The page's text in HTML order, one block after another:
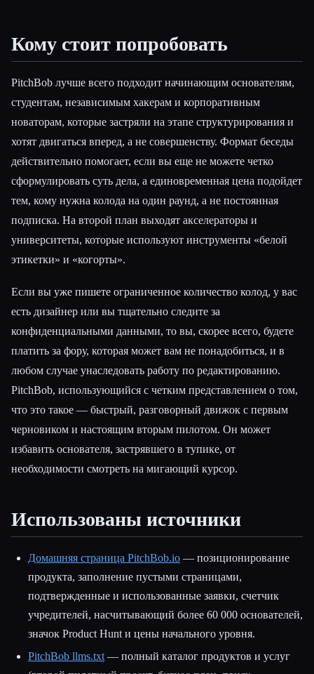
Кому стоит попробовать
PitchBob лучше всего подходит начинающим основателям,
студентам, независимым хакерам и корпоративным
новаторам, которые застряли на этапе структурирования и
хотят двигаться вперед, а не совершенству. Формат беседы
действительно помогает, если вы еще не можете четко
сформулировать суть дела, а единовременная цена подойдет
тем, кому нужна колода на один раунд, а не постоянная
подписка. На второй план выходят акселераторы и
университеты, которые используют инструменты «белой
этикетки» и «когорты».
Если вы уже пишете ограниченное количество колод, у вас
есть дизайнер или вы тщательно следите за
конфиденциальными данными, то вы, скорее всего, будете
платить за фору, которая может вам не понадобиться, и в
любом случае унаследовать работу по редактированию.
PitchBob, использующийся с четким представлением о том,
что это такое — быстрый, разговорный движок с первым
черновиком и настоящим вторым пилотом. Он может
избавить основателя, застрявшего в тупике, от
необходимости смотреть на мигающий курсор.
Использованы источники
Домашняя страница PitchBob.io — позиционирование
продукта, заполнение пустыми страницами,
подтвержденные и использованные заявки, счетчик
учредителей, насчитывающий более 60 000 основателей,
значок Product Hunt и цены начального уровня.
PitchBob llms.txt — полный каталог продуктов и услуг